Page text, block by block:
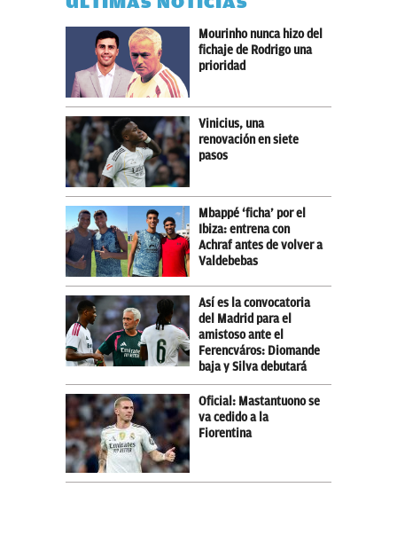
Mourinho nunca hizo del
fichaje de Rodrigo una
prioridad
Vinicius, una
renovación en siete
pasos
Mbappé ‘ficha’ por el
Ibiza: entrena con
Achraf antes de volver a
Valdebebas
Así es la convocatoria
del Madrid para el
amistoso ante el
Ferencváros: Diomande
baja y Silva debutará
Oficial: Mastantuono se
va cedido a la
Fiorentina